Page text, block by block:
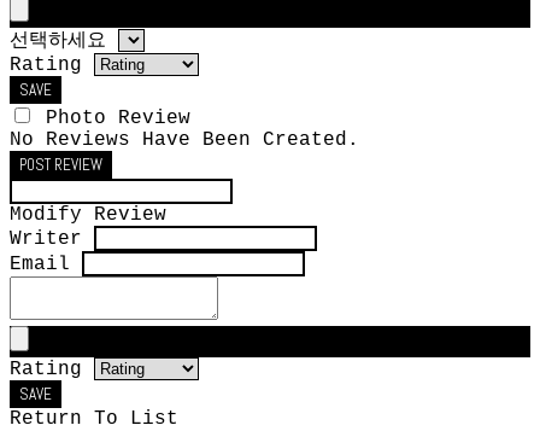
선택하세요
Rating
SAVE
Photo Review
No Reviews Have Been Created.
POST REVIEW
Modify Review
Writer
Email
Rating
SAVE
Return To List